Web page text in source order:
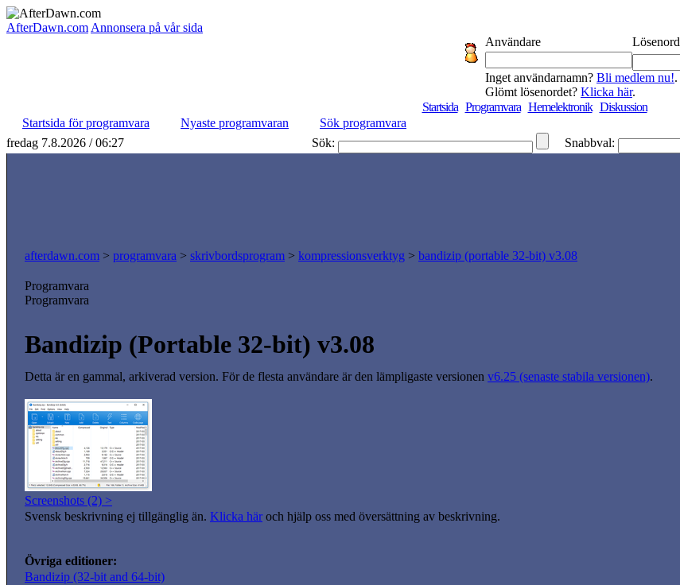
AfterDawn.com Annonsera på vår sida
Användare
Lösenord
Inget användarnamn? Bli medlem nu!.
Glömt lösenordet? Klicka här.
Startsida Programvara Hemelektronik Diskussion
Startsida för programvara
Nyaste programvaran
Sök programvara
fredag 7.8.2026 / 06:27
Sök: Snabbval:
afterdawn.com > programvara > skrivbordsprogram > kompressionsverktyg > bandizip (portable 32-bit) v3.08
Programvara
Programvara
Bandizip (Portable 32-bit) v3.08
Detta är en gammal, arkiverad version. För de flesta användare är den lämpligaste versionen v6.25 (senaste stabila versionen).
Screenshots (2) >
Svensk beskrivning ej tillgänglig än. Klicka här och hjälp oss med översättning av beskrivning.
Övriga editioner:
Bandizip (32-bit and 64-bit)